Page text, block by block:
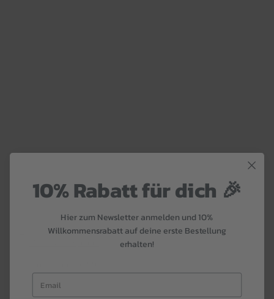
10% Rabatt für dich 🎉
Hier zum Newsletter anmelden und 10%
Willkommensrabatt auf deine erste Bestellung
erhalten!